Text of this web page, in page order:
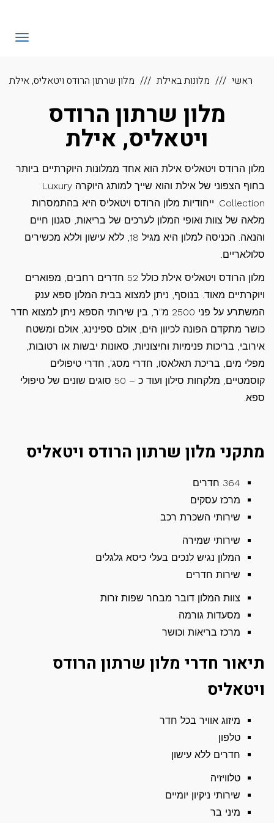
ראשי מלונות באילת מלון שרתון הרודס ויטאליס, אילת
מלון שרתון הרודס
ויטאליס, אילת
מלון הרודס ויטאליס אילת הוא אחד ממלונות היוקרתיים ביותר
בחוף הצפוני של אילת והוא שייך למותג היוקרה Luxury
Collection. ייחודיות מלון הרודס ויטאליס היא בהתמסרות
מלאה של צוות ואופי המלון לערכים של בריאות, סגנון חיים
והנאה. הכניסה למלון היא מגיל 18, ללא עישון וללא מכשירים
סלולאריים.
מלון הרודס ויטאליס אילת כולל 52 חדרים רחבים, מפוארים
ויוקרתיים מאוד. בנוסף, ניתן למצוא בבית המלון ספא ענק
המשתרע על פני 2500 מ"ר, בין שירותי הספא ניתן למצוא חדר
כושר מתקדם הפונה לכיוון הים, אולם ספינינג, אולם ומשטח
אירובי, בריכות פנימיות וחיצוניות, סאונות יבשות או רטובות,
מפלי מים, בריכת תאלאסו, חדרי מסג', חדרי טיפולים
קוסמטיים, מלקחות סילון ועוד כ – 50 סוגים שונים של טיפולי
ספא.
מתקני מלון שרתון הרודס ויטאליס
364 חדרים
מרכז עסקים
שירותי השכרת רכב
שירותי שמירה
המלון נגיש לנכים בעלי כיסא גלגלים
שירות חדרים
צוות המלון דובר מבחר שפות זרות
מסעדות גורמה
מרכז בריאות וכושר
תיאור חדרי מלון שרתון הרודס
ויטאליס
מיזוג אוויר בכל חדר
טלפון
חדרים ללא עישון
טלוויזיה
שירותי ניקיון יומיים
מיני בר